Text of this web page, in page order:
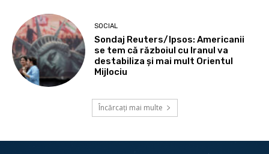
SOCIAL
Sondaj Reuters/Ipsos: Americanii
se tem că războiul cu Iranul va
destabiliza și mai mult Orientul
Mijlociu
Încărcați mai multe